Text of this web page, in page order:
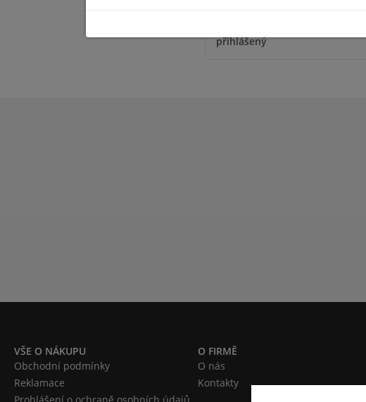
přihlášený
VŠE O NÁKUPU
Obchodní podmínky
Reklamace
O FIRMĚ
O nás
Kontakty